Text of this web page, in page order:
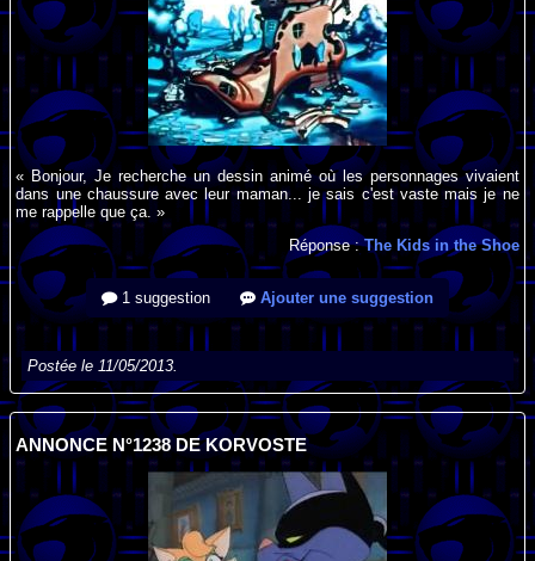
« Bonjour, Je recherche un dessin animé où les personnages vivaient
dans une chaussure avec leur maman... je sais c'est vaste mais je ne
me rappelle que ça. »
Réponse :The Kids in the Shoe
1 suggestion Ajouter une suggestion
Postée le 11/05/2013.
ANNONCE N°1238 DE KORVOSTE